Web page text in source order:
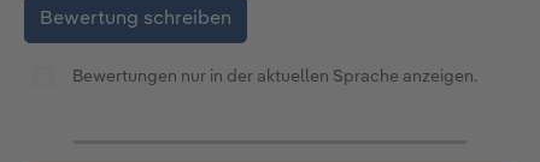
Bewertung schreiben
Bewertungen nur in der aktuellen Sprache anzeigen.